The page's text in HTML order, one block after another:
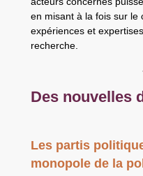
en misant à la fois sur le
expériences et
recherche.
Des nouvelles
Les partis
monopole de la